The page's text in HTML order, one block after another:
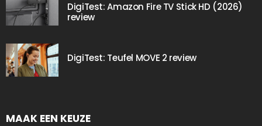
DigiTest: Amazon Fire TV Stick HD (2026)
review
DigiTest: Teufel MOVE 2 review
MAAK EEN KEUZE